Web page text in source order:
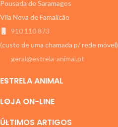
Pousada de Saramagos
Vila Nova de Famalicão
910 110 873
(custo de uma chamada p/ rede móvel)
geral@estrela-animal.pt
ESTRELA ANIMAL
LOJA ON-LINE
ÚLTIMOS ARTIGOS